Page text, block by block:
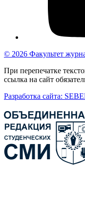
© 2026 Факультет
При перепечатке
ссылка на сайт
Разработка сайта: